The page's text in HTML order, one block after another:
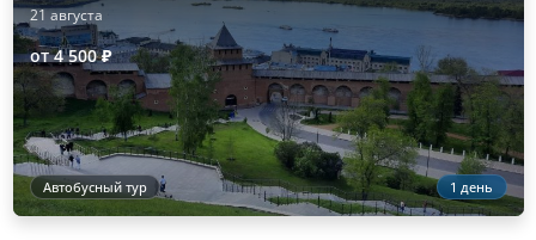
21 августа
от 4 500 ₽
Автобусный тур 1 день